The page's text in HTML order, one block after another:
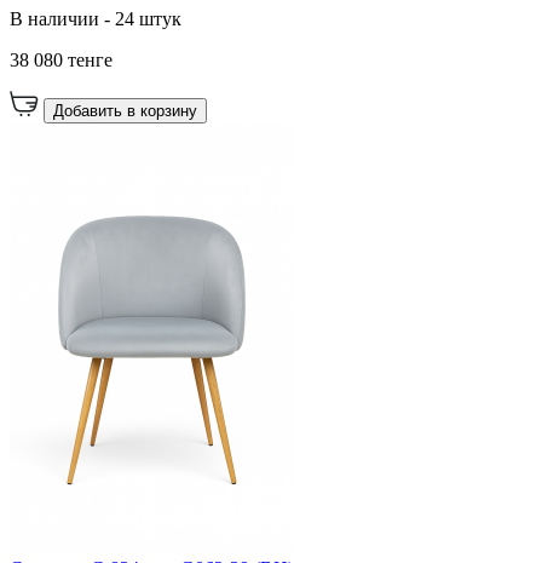
В наличии - 24 штук
38 080 тенге
Добавить в корзину